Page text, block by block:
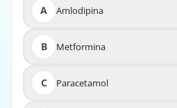
A Amlodipina
B Metformina
C Paracetamol